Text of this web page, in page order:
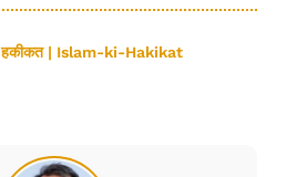
हकीकत | Islam-ki-Hakikat